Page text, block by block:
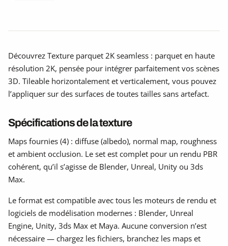
Découvrez Texture parquet 2K seamless : parquet en haute
résolution 2K, pensée pour intégrer parfaitement vos scènes
3D. Tileable horizontalement et verticalement, vous pouvez
l’appliquer sur des surfaces de toutes tailles sans artefact.
Spécifications de la texture
Maps fournies (4) : diffuse (albedo), normal map, roughness
et ambient occlusion. Le set est complet pour un rendu PBR
cohérent, qu’il s’agisse de Blender, Unreal, Unity ou 3ds
Max.
Le format est compatible avec tous les moteurs de rendu et
logiciels de modélisation modernes : Blender, Unreal
Engine, Unity, 3ds Max et Maya. Aucune conversion n’est
nécessaire — chargez les fichiers, branchez les maps et